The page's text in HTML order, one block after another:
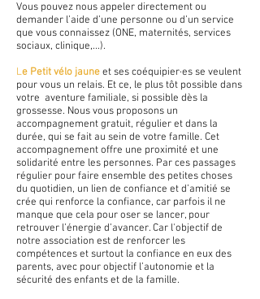
Vous pouvez nous appeler directement ou
demander l’aide d’une personne ou d’un service
que vous connaissez (ONE, maternités, services
sociaux, clinique,...).
Le Petit vélo jauneet ses coéquipier·es se veulent
pour vous un relais. Et ce, le plus tôt possible dans
votre aventure familiale, si possible dès la
grossesse. Nous vous proposons un
accompagnement gratuit, régulier et dans la
durée, qui se fait au sein de votre famille. Cet
accompagnement offre une proximité et une
solidarité entre les personnes. Par ces passages
régulier pour faire ensemble des petites choses
du quotidien, un lien de confiance etd’amitié se
crée qui renforce la confiance, car parfois il ne
manque que cela pour oser se lancer, pour
retrouver l’énergie d’avancer. Car l'objectif de
notre association est de renforcer les
compétences et surtout la confiance en eux des
parents, avec pour objectif l’autonomie et la
sécurité des enfants et de la famille.